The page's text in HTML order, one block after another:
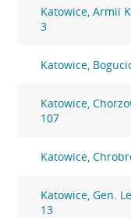
Katowice, Armii
3
Katowice,
Katowice,
107
Katowice,
Katowice, Gen.
13